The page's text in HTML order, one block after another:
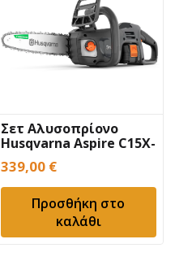
Σετ Αλυσοπρίονο
Husqvarna Aspire C15X-
P4A με μπαταρία
339,00 €
Προσθήκη στο
καλάθι